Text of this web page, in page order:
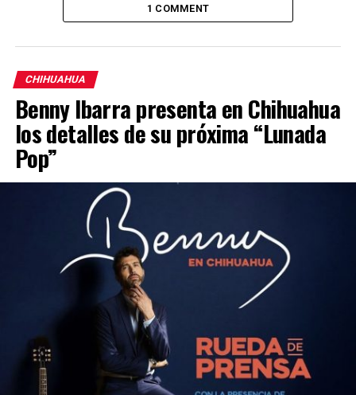
1 COMMENT
CHIHUAHUA
Benny Ibarra presenta en Chihuahua
los detalles de su próxima “Lunada
Pop”